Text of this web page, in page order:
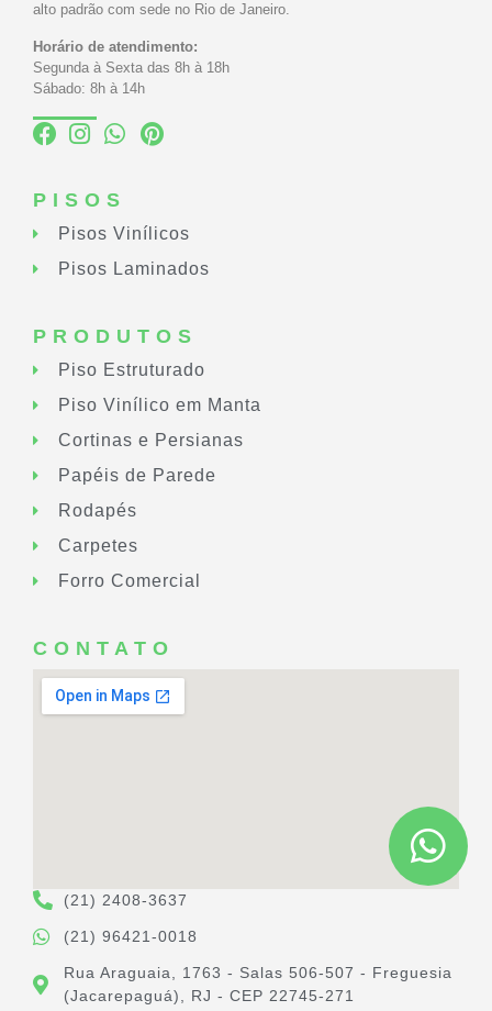
alto padrão com sede no Rio de Janeiro.
Horário de atendimento:
Segunda à Sexta das 8h à 18h
Sábado: 8h à 14h
PISOS
Pisos Vinílicos
Pisos Laminados
PRODUTOS
Piso Estruturado
Piso Vinílico em Manta
Cortinas e Persianas
Papéis de Parede
Rodapés
Carpetes
Forro Comercial
CONTATO
(21) 2408-3637
(21) 96421-0018
Rua Araguaia, 1763 - Salas 506-507 - Freguesia
(Jacarepaguá), RJ - CEP 22745-271